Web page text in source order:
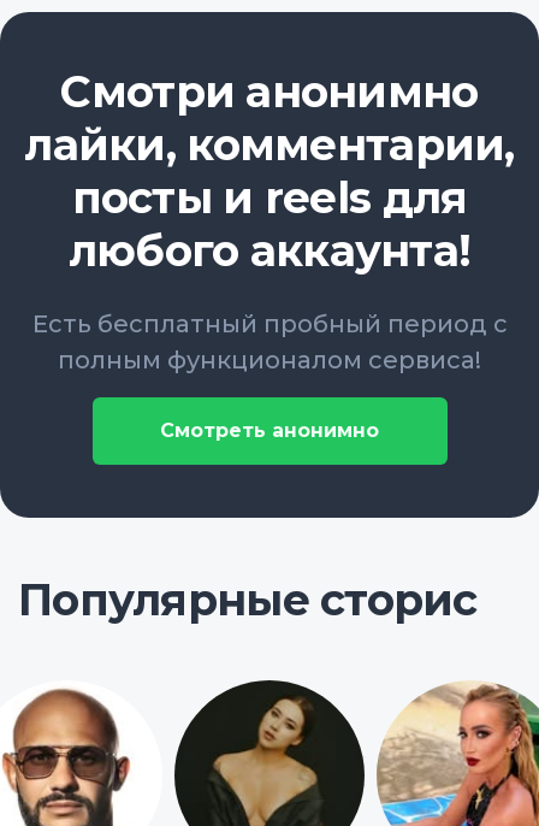
Смотри анонимно
лайки, комментарии,
посты и reels для
любого аккаунта!
Есть бесплатный пробный период с
полным функционалом сервиса!
Смотреть анонимно
Популярные сторис